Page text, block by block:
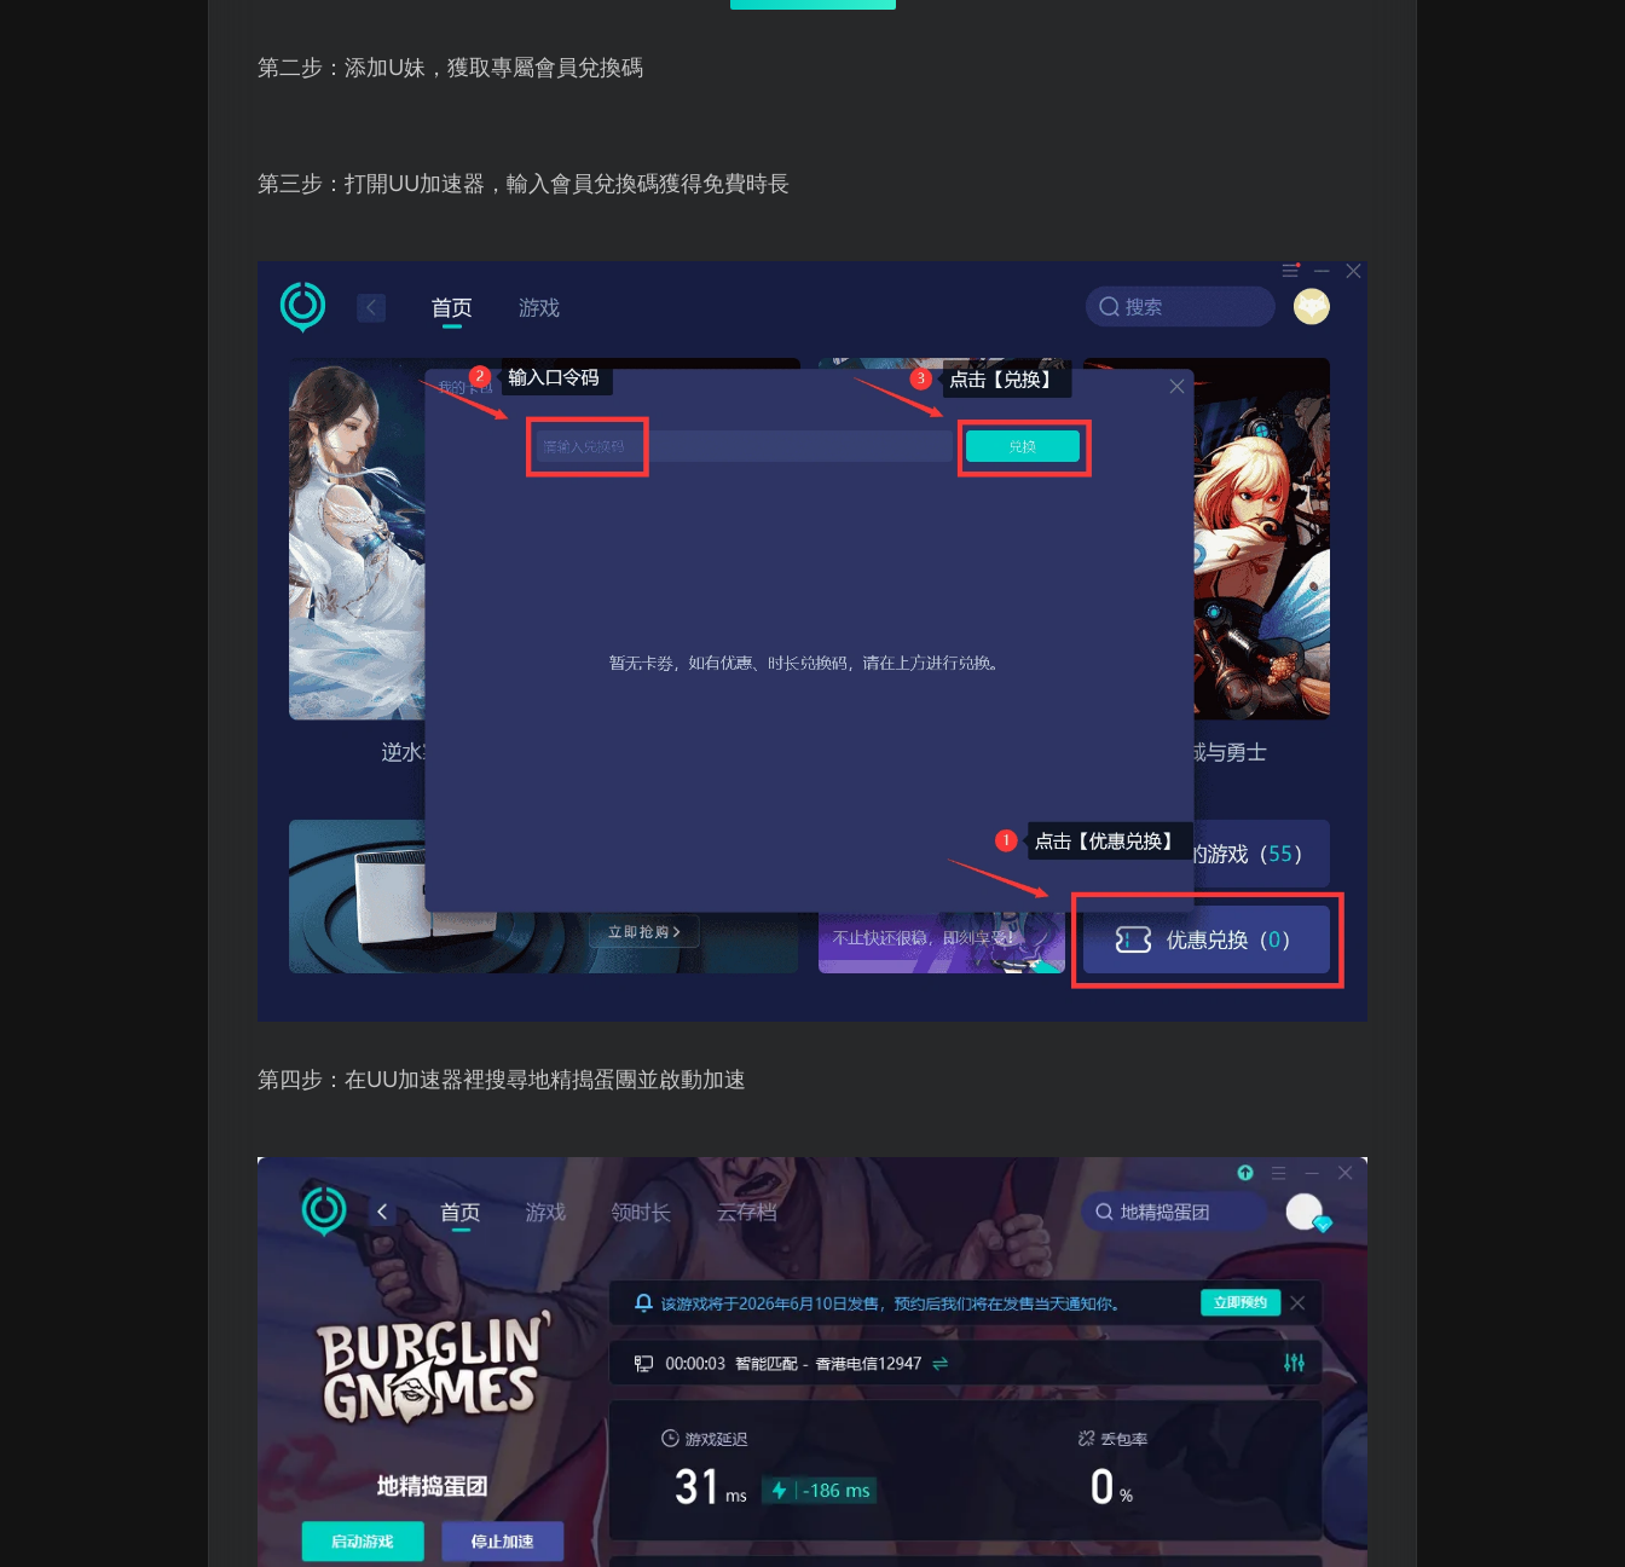
第二步：添加U妹，獲取專屬會員兌換碼
第三步：打開UU加速器，輸入會員兌換碼獲得免費時長
第四步：在UU加速器裡搜尋地精搗蛋團並啟動加速